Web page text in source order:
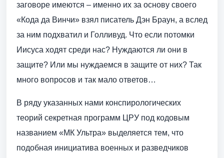
заговоре имеются – именно их за основу своего
«Кода да Винчи» взял писатель Дэн Браун, а вслед
за ним подхватил и Голливуд. Что если потомки
Иисуса ходят среди нас? Нуждаются ли они в
защите? Или мы нуждаемся в защите от них? Так
много вопросов и так мало ответов…
В ряду указанных нами конспирологических
теорий секретная программ ЦРУ под кодовым
названием «МК Ультра» выделяется тем, что
подобная инициатива военных и разведчиков